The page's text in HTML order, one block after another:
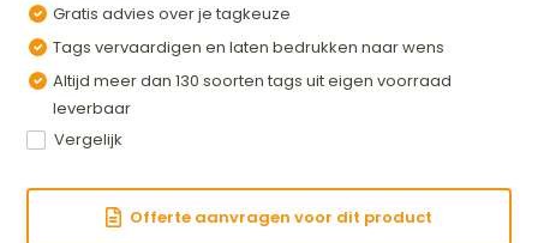
Gratis advies over je tagkeuze
Tags vervaardigen en laten bedrukken naar wens
Altijd meer dan 130 soorten tags uit eigen voorraad
leverbaar
Vergelijk
Offerte aanvragen voor dit product